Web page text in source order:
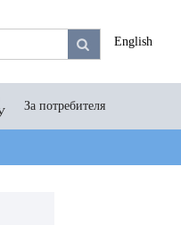
English
За потребителя